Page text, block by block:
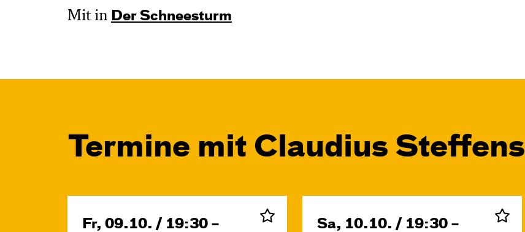
Mit in Der Schnee­sturm
Termine mit Claudius Steffens
Fr, 09.10. / 19:30 –
Sa, 10.10. / 19:30 –